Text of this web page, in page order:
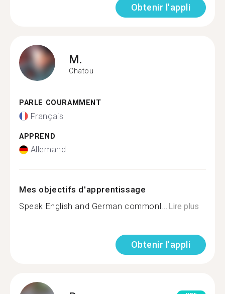
Obtenir l'appli
M.
Chatou
PARLE COURAMMENT
Français
APPREND
Allemand
Mes objectifs d'apprentissage
Speak English and German commonl...Lire plus
Obtenir l'appli